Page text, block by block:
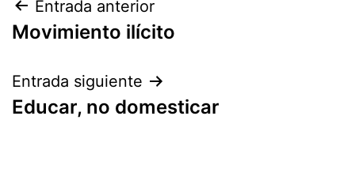
Navegación
de
entradas
Entrada anterior
Movimiento ilícito
Entrada siguiente
Educar, no domesticar